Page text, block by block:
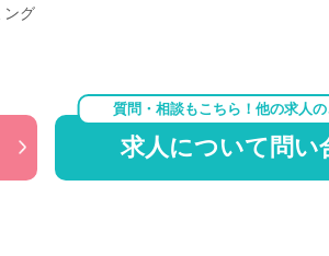
ング
質問・相談もこちら！他の求人の
求人について問い